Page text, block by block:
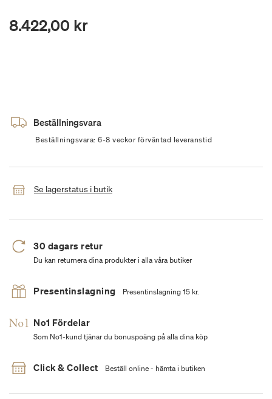
8.422,00 kr
Beställningsvara
Beställningsvara: 6-8 veckor förväntad leveranstid
Se lagerstatus i butik
30 dagars retur
Du kan returnera dina produkter i alla våra butiker
Presentinslagning Presentinslagning 15 kr.
No1 Fördelar
Som No1-kund tjänar du bonuspoäng på alla dina köp
Click & Collect Beställ online - hämta i butiken